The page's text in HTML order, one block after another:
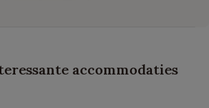
accommodaties